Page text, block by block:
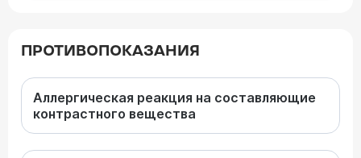
ПРОТИВОПОКАЗАНИЯ
Аллергическая реакция на составляющие
контрастного вещества